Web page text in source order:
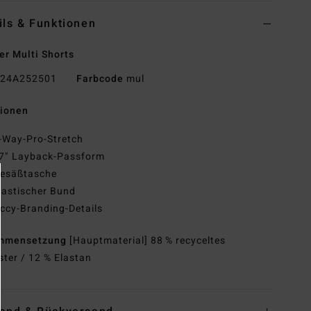
& Funktionen
Multi Shorts
24A252501 Farbcode mul
Pro-Stretch
Layback-Passform
Gesäßtasche
Elastischer Bund
Occy-Branding-Details
[Hauptmaterial] 88 % recyceltes
/ 12 % Elastan